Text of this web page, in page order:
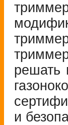
решать
и